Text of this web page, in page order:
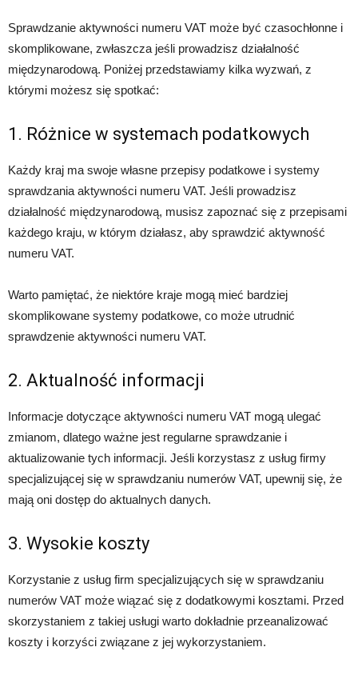
Sprawdzanie aktywności numeru VAT może być czasochłonne i
skomplikowane, zwłaszcza jeśli prowadzisz działalność
międzynarodową. Poniżej przedstawiamy kilka wyzwań, z
którymi możesz się spotkać:
1. Różnice w systemach podatkowych
Każdy kraj ma swoje własne przepisy podatkowe i systemy
sprawdzania aktywności numeru VAT. Jeśli prowadzisz
działalność międzynarodową, musisz zapoznać się z przepisami
każdego kraju, w którym działasz, aby sprawdzić aktywność
numeru VAT.
Warto pamiętać, że niektóre kraje mogą mieć bardziej
skomplikowane systemy podatkowe, co może utrudnić
sprawdzenie aktywności numeru VAT.
2. Aktualność informacji
Informacje dotyczące aktywności numeru VAT mogą ulegać
zmianom, dlatego ważne jest regularne sprawdzanie i
aktualizowanie tych informacji. Jeśli korzystasz z usług firmy
specjalizującej się w sprawdzaniu numerów VAT, upewnij się, że
mają oni dostęp do aktualnych danych.
3. Wysokie koszty
Korzystanie z usług firm specjalizujących się w sprawdzaniu
numerów VAT może wiązać się z dodatkowymi kosztami. Przed
skorzystaniem z takiej usługi warto dokładnie przeanalizować
koszty i korzyści związane z jej wykorzystaniem.